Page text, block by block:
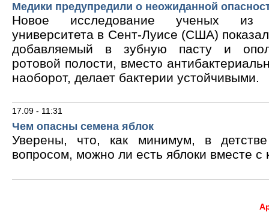
Медики предупредили о неожиданной
Новое исследование ученых из
университета в Сент-Луисе (США)
добавляемый в зубную пасту и
ротовой полости, вместо
наоборот, делает бактерии устойчивыми.
17.09 - 11:31
Чем опасны семена яблок
Уверены, что, как минимум, в
вопросом, можно ли есть яблоки вместе с